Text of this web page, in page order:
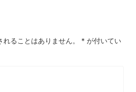
ることはありません。 * が付いてい